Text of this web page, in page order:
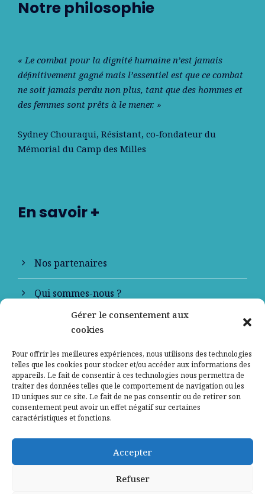
Gérer le consentement aux
cookies
Pour offrir les meilleures expériences, nous utilisons des technologies
telles que les cookies pour stocker et/ou accéder aux informations des
appareils. Le fait de consentir à ces technologies nous permettra de
traiter des données telles que le comportement de navigation ou les
ID uniques sur ce site. Le fait de ne pas consentir ou de retirer son
consentement peut avoir un effet négatif sur certaines
caractéristiques et fonctions.
Accepter
Refuser
Notre philosophie
« Le combat pour la dignité humaine n’est jamais
déﬁnitivement gagné mais l’essentiel est que ce combat
ne soit jamais perdu non plus, tant que des hommes et
des femmes sont prêts à le mener. »
Sydney Chouraqui, Résistant, co-fondateur du
Mémorial du Camp des Milles
En savoir +
Nos partenaires
Qui sommes-nous ?
Contactez-nous
Mentions légales
Politique de confidentialité